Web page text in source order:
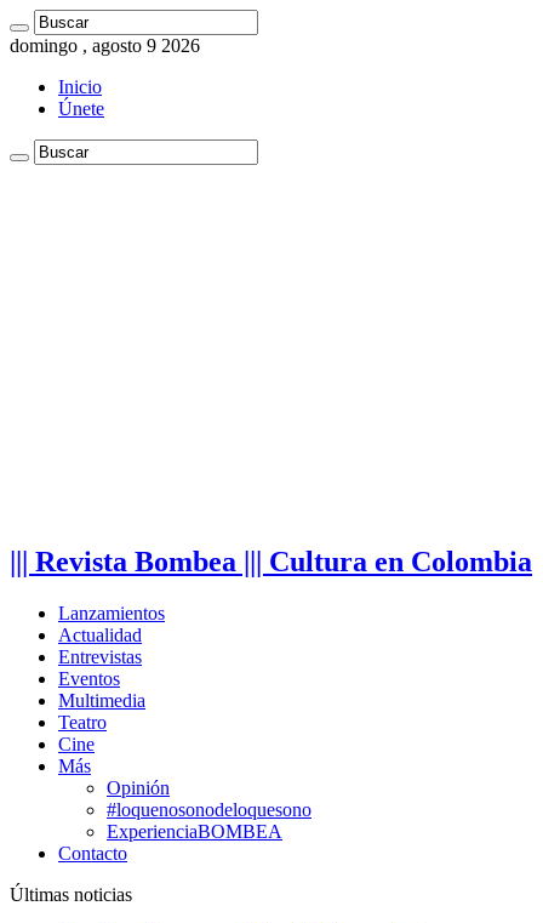
domingo , agosto 9 2026
Inicio
Únete
||| Revista Bombea ||| Cultura en Colombia
Lanzamientos
Actualidad
Entrevistas
Eventos
Multimedia
Teatro
Cine
Más
Opinión
#loquenosonodeloquesono
ExperienciaBOMBEA
Contacto
Últimas noticias